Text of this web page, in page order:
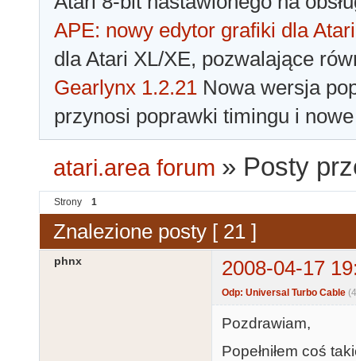
APE: nowy edytor grafiki dla Atari
dla Atari XL/XE, pozwalające
Gearlynx 1.2.21 Nowa wersja
przynosi poprawki timingu i
atari.area forum » Posty
Strony 1
Znalezione posty [ 21 ]
phnx 2008-04-17
Odp: Universal Turbo Cable
Pozdrawiam,
Popełniłem coś